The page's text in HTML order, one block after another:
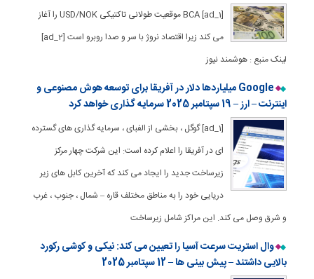
[ad_1] BCA موقعیت طولانی تاکتیکی USD/NOK را آغاز
می کند زیرا اقتصاد نروژ با سر و صدا روبرو است [ad_2]
لینک منبع : هوشمند نیوز
Google میلیاردها دلار در آفریقا برای توسعه هوش مصنوعی و
اینترنت – ارز – 19 سپتامبر 2025 سرمایه گذاری خواهد کرد
[ad_1] گوگل ، بخشی از الفبای ، سرمایه گذاری های گسترده
ای در آفریقا را اعلام کرده است: این شرکت چهار مرکز
زیرساخت جدید را ایجاد می کند که آخرین کابل های زیر
دریایی خود را به مناطق مختلف قاره – شمال ، جنوب ، غرب
و شرق وصل می کند. این مراکز شامل زیرساخت
وال استریت سرعت آسیا را تعیین می کند: نیکی و کوشی رکورد
بالایی داشتند – پیش بینی ها – 12 سپتامبر 2025